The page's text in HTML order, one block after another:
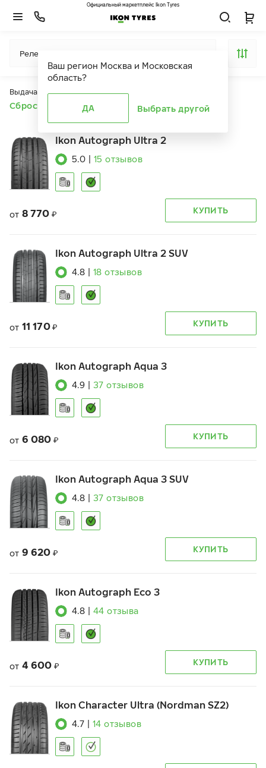
Ваш регион Москва и Московская
область?
ДА Выбрать другой
Официальный маркетплейс Ikon Tyres
Релевантность
Выдача продуктов ограничена действием фильтров
Сбросить все фильтры
Ikon Autograph Ultra 2
5.0 15 отзывов
от 8 770 ₽ КУПИТЬ
Ikon Autograph Ultra 2 SUV
4.8 18 отзывов
от 11 170 ₽ КУПИТЬ
Ikon Autograph Aqua 3
4.9 37 отзывов
от 6 080 ₽ КУПИТЬ
Ikon Autograph Aqua 3 SUV
4.8 37 отзывов
от 9 620 ₽ КУПИТЬ
Ikon Autograph Eco 3
4.8 44 отзыва
от 4 600 ₽ КУПИТЬ
Ikon Character Ultra (Nordman SZ2)
4.7 14 отзывов